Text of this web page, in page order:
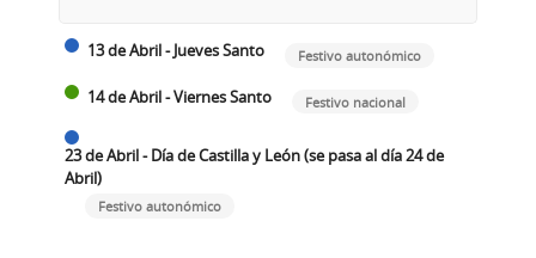
13 de Abril - Jueves Santo Festivo autonómico
14 de Abril - Viernes Santo Festivo nacional
23 de Abril - Día de Castilla y León (se pasa al día 24 de
Abril)
Festivo autonómico